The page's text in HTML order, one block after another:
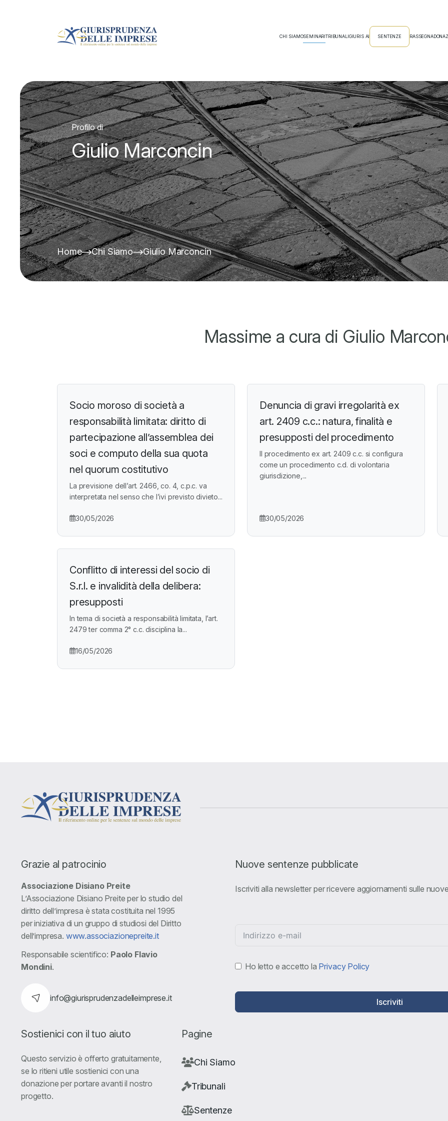
CHI SIAMOSEMINARITRIBUNALIGIURIS AI SENTENZE RASSEGNA
Profilo di
Giulio Marconcin
Home Chi Siamo Giulio Marconcin
Massime a cura di Giulio
Socio moroso di società a
responsabilità limitata: diritto di
partecipazione all’assemblea dei
soci e computo della sua quota
nel quorum costitutivo
La previsione dell’art. 2466, co. 4, c.p.c. va
interpretata nel senso che l’ivi previsto divieto...
30/05/2026
Denuncia di gravi irregolarità ex
art. 2409 c.c.: natura, finalità e
presupposti del procedimento
Il procedimento ex art. 2409 c.c. si configura
come un procedimento c.d. di volontaria
giurisdizione,...
30/05/2026
Conflitto di interessi del socio di
S.r.l. e invalidità della delibera:
presupposti
In tema di società a responsabilità limitata, l’art.
2479 ter comma 2° c.c. disciplina la...
16/05/2026
Grazie al patrocinio
Associazione Disiano Preite
L’Associazione Disiano Preite per lo studio del
diritto dell’impresa è stata costituita nel 1995
per iniziativa di un gruppo di studiosi del Diritto
dell’impresa. www.associazionepreite.it
Responsabile scientifico: Paolo Flavio
Mondini.
info@giurisprudenzadelleimprese.it
Nuove sentenze pubblicate
Iscriviti alla newsletter per ricevere aggiornamenti sulle
Ho letto e accetto la Privacy Policy
Iscriviti
Sostienici con il tuo aiuto
Questo servizio è offerto gratuitamente,
se lo ritieni utile sostienici con una
donazione per portare avanti il nostro
progetto.
Pagine
Chi Siamo
Tribunali
Sentenze